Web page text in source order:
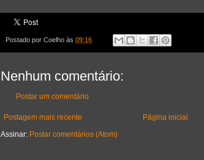
Postado por Coelho às 09:16
Nenhum comentário:
Postar um comentário
Postagem mais recente
Página inicial
Assinar: Postar comentários (Atom)